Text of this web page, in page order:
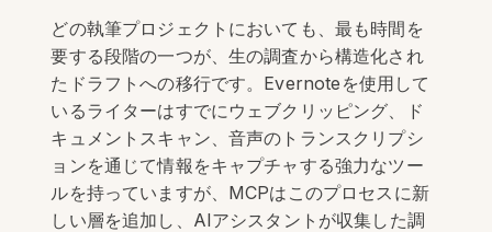
どの執筆プロジェクトにおいても、最も時間を
要する段階の一つが、生の調査から構造化され
たドラフトへの移行です。Evernoteを使用して
いるライターはすでにウェブクリッピング、ド
キュメントスキャン、音声のトランスクリプシ
ョンを通じて情報をキャプチャする強力なツー
ルを持っていますが、MCPはこのプロセスに新
しい層を追加し、AIアシスタントが収集した調